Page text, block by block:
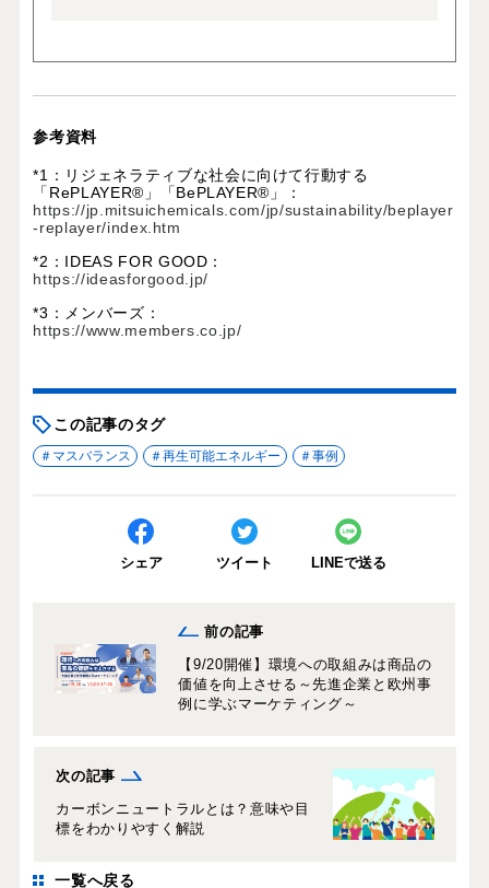
参考資料
*1： リジェネラティブな社会に向けて行動する
「RePLAYER®」「BePLAYER®」：
https://jp.mitsuichemicals.com/jp/sustainability/beplayer
-replayer/index.htm
*2： IDEAS FOR GOOD：
https://ideasforgood.jp/
*3：
メンバーズ：
https://www.members.co.jp/
この記事のタグ
マスバランス 再生可能エネルギー 事例
シェア ツイート LINEで送る
前の記事
【9/20開催】環境への取組みは商品の
価値を向上させる～先進企業と欧州事
例に学ぶマーケティング～
次の記事
カーボンニュートラルとは？意味や目
標をわかりやすく解説
一覧へ戻る